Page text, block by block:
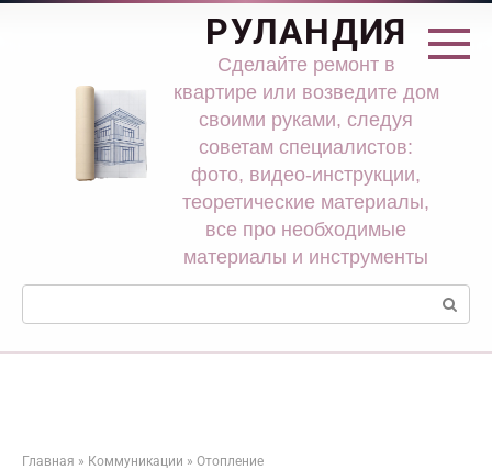
Перейти
РУЛАНДИЯ
Сделайте ремонт в
квартире или возведите дом
своими руками, следуя
советам специалистов:
фото, видео-инструкции,
теоретические материалы,
все про необходимые
материалы и инструменты
Поиск:
Главная » Коммуникации » Отопление